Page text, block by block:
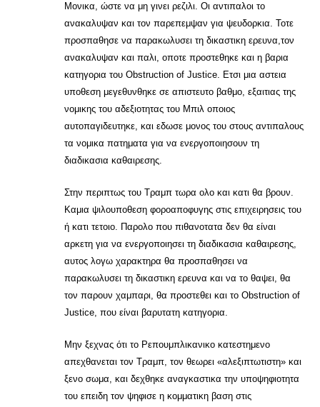
Μονικα, ώστε να μη γινει ρεζιλι. Οι αντιπαλοι το
ανακαλυψαν και τον παρεπεμψαν για ψευδορκια. Τοτε
προσπαθησε να παρακωλυσει τη δικαστικη ερευνα,τον
ανακαλυψαν και παλι, οποτε προστεθηκε και η βαρια
κατηγορια του Οbstruction of Justice. Ετσι μια αστεια
υποθεση μεγεθυνθηκε σε απιστευτο βαθμο, εξαιτιας της
νομικης του αδεξιοτητας του Μπιλ οποιος
αυτοπαγιδευτηκε, και εδωσε μονος του στους αντιπαλους
τα νομικα πατηματα για να ενεργοποιησουν τη
διαδικασια καθαιρεσης.
Στην περιπτως του Τραμπ τωρα ολο και κατι θα βρουν.
Καμια ψιλουποθεση φοροαποφυγης στις επιχειρησεις του
ή κατι τετοιο. Παρολο που πιθανοτατα δεν θα είναι
αρκετη για να ενεργοποιησει τη διαδικασια καθαιρεσης,
αυτος λογω χαρακτηρα θα προσπαθησει να
παρακωλυσει τη δικαστικη ερευνα και να το θαψει, θα
τον παρουν χαμπαρι, θα προστεθει και το Obstruction of
Justice, που είναι βαρυτατη κατηγορια.
Μην ξεχνας ότι το Ρεπουμπλικανικο κατεστημενο
απεχθανεται τον Τραμπ, τον θεωρει «αλεξιπτωτιστη» και
ξενο σωμα, και δεχθηκε αναγκαστικα την υποψηφιοτητα
του επειδη τον ψηφισε η κομματικη βαση στις